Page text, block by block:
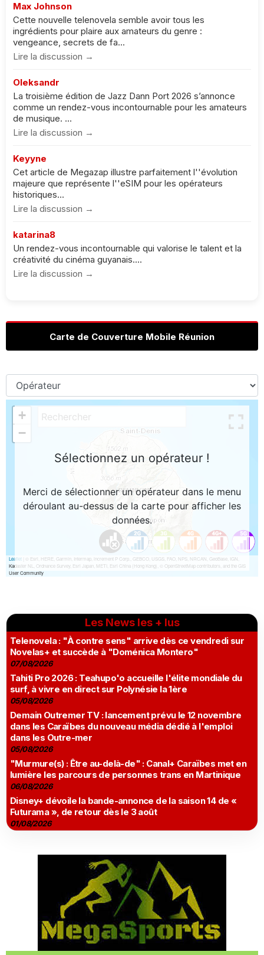
Max Johnson
Cette nouvelle telenovela semble avoir tous les
ingrédients pour plaire aux amateurs du genre :
vengeance, secrets de fa...
Lire la discussion →
Oleksandr
La troisième édition de Jazz Dann Port 2026 s’annonce
comme un rendez-vous incontournable pour les amateurs
de musique. ...
Lire la discussion →
Keyyne
Cet article de Megazap illustre parfaitement l''évolution
majeure que représente l''eSIM pour les opérateurs
historiques...
Lire la discussion →
katarina8
Un rendez-vous incontournable qui valorise le talent et la
créativité du cinéma guyanais....
Lire la discussion →
Carte de Couverture Mobile Réunion
Les News les + lus
Telenovela : "À contre sens" arrive dès ce vendredi sur
Novelas+ et succède à "Doménica Montero"
07/08/2026
Tahiti Pro 2026 : Teahupo'o accueille l'élite mondiale du
surf, à vivre en direct sur Polynésie la 1ère
05/08/2026
Demain Outremer TV : lancement prévu le 12 novembre
dans les Caraïbes du nouveau média dédié à l'emploi
dans les Outre-mer
05/08/2026
"Murmure(s) : Être au-delà-de" : Canal+ Caraïbes met en
lumière les parcours de personnes trans en Martinique
06/08/2026
Disney+ dévoile la bande-annonce de la saison 14 de «
Futurama », de retour dès le 3 août
01/08/2026